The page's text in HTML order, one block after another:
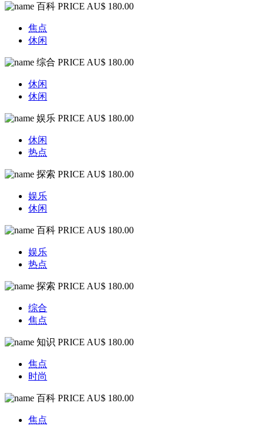
百科 PRICE AU$ 180.00
焦点
休闲
综合 PRICE AU$ 180.00
休闲
休闲
娱乐 PRICE AU$ 180.00
休闲
热点
探索 PRICE AU$ 180.00
娱乐
休闲
百科 PRICE AU$ 180.00
娱乐
热点
探索 PRICE AU$ 180.00
综合
焦点
知识 PRICE AU$ 180.00
焦点
时尚
百科 PRICE AU$ 180.00
焦点